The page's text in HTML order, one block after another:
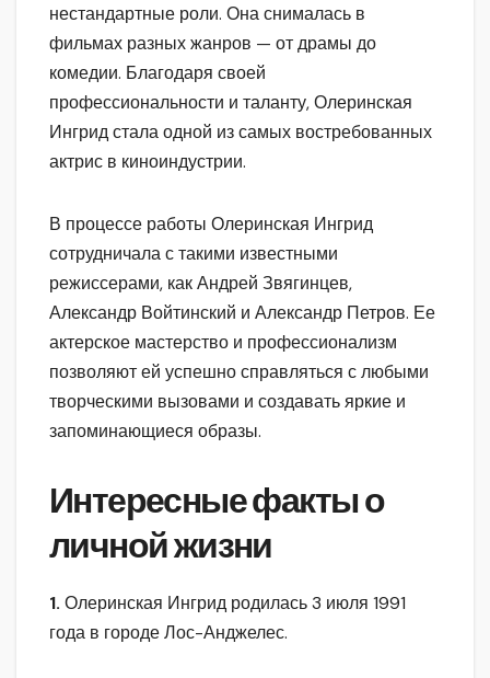
нестандартные роли. Она снималась в
фильмах разных жанров — от драмы до
комедии. Благодаря своей
профессиональности и таланту, Олеринская
Ингрид стала одной из самых востребованных
актрис в киноиндустрии.
В процессе работы Олеринская Ингрид
сотрудничала с такими известными
режиссерами, как Андрей Звягинцев,
Александр Войтинский и Александр Петров. Ее
актерское мастерство и профессионализм
позволяют ей успешно справляться с любыми
творческими вызовами и создавать яркие и
запоминающиеся образы.
Интересные факты о
личной жизни
1. Олеринская Ингрид родилась 3 июля 1991
года в городе Лос-Анджелес.